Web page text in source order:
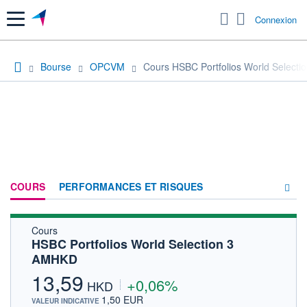
Menu Connexion
Bourse OPCVM Cours HSBC Portfolios World
COURS PERFORMANCES ET RISQUES
FORUM
Cours
HSBC Portfolios World Selection 3
AMHKD
13,59 HKD +0,06%
VALEUR INDICATIVE 1,50 EUR